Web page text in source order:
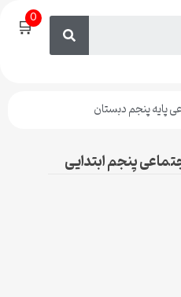
🛒0
پایه پنجم دبستان